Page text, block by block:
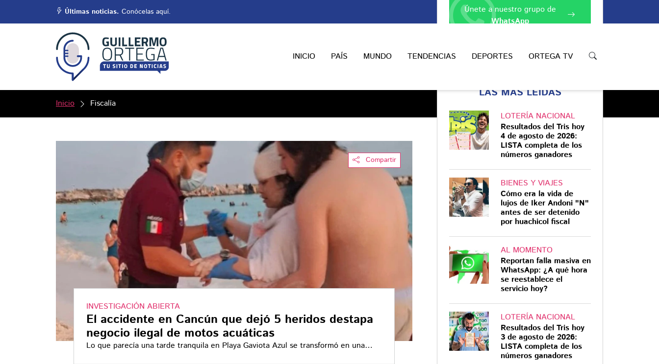
Últimas noticias. Conócelas aquí.
INICIO PAÍS MUNDO TENDENCIAS DEPORTES ORTEGA TV
Inicio Fiscalía
Compartir
INVESTIGACIÓN ABIERTA
El accidente en Cancún que dejó 5 heridos destapa
negocio ilegal de motos acuáticas
Lo que parecía una tarde tranquila en Playa Gaviota Azul se transformó en una
Compartir
RESPETO A SU DUELO
Caso Edith Guadalupe
da giro: familia niega
cobros de Fiscalía y
pide frenar la
revictimización
La familia de Edith Guadalupe
desmintió versiones sobre
Únete a nuestro grupo de
WhatsApp
LAS MÁS LEÍDAS
LOTERÍA NACIONAL
Resultados del Tris hoy
4 de agosto de 2026:
LISTA completa de los
números ganadores
BIENES Y VIAJES
Cómo era la vida de
lujos de Iker Andoni "N"
antes de ser detenido
por huachicol fiscal
AL MOMENTO
Reportan falla masiva en
WhatsApp: ¿A qué hora
se reestablece el
servicio hoy?
LOTERÍA NACIONAL
Resultados del Tris hoy
3 de agosto de 2026:
LISTA completa de los
números ganadores